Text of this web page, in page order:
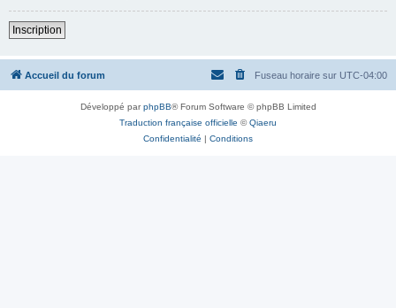
Inscription
Accueil du forum Fuseau horaire sur UTC-04:00
Développé parphpBB® Forum Software © phpBB Limited
Traduction française officielle ©Qiaeru
Confidentialité | Conditions